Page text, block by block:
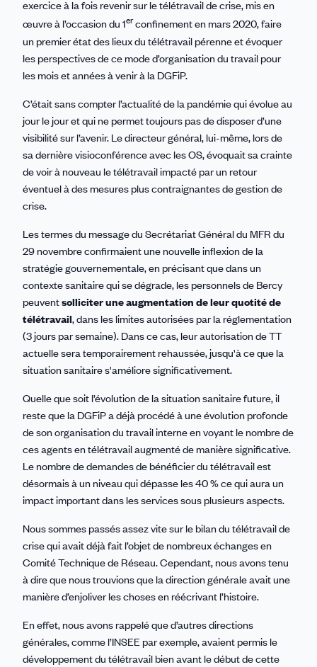
exercice à la fois revenir sur le télétravail de crise, mis en
œuvre à l’occasion du 1erconfinement en mars 2020, faire
un premier état des lieux du télétravail pérenne et évoquer
les perspectives de ce mode d’organisation du travail pour
les mois et années à venir à la DGFiP.
C’était sans compter l’actualité de la pandémie qui évolue au
jour le jour et qui ne permet toujours pas de disposer d’une
visibilité sur l’avenir. Le directeur général, lui-même, lors de
sa dernière visioconférence avec les OS, évoquait sa crainte
de voir à nouveau le télétravail impacté par un retour
éventuel à des mesures plus contraignantes de gestion de
crise.
Les termes du message du Secrétariat Général du MFR du
29 novembre confirmaient une nouvelle inflexion de la
stratégie gouvernementale, en précisant que dans un
contexte sanitaire qui se dégrade, les personnels de Bercy
peuventsolliciter une augmentation de leur quotité de
télétravail, dans les limites autorisées par la réglementation
(3 jours par semaine). Dans ce cas, leur autorisation de TT
actuelle sera temporairement rehaussée, jusqu'à ce que la
situation sanitaire s'améliore significativement.
Quelle que soit l’évolution de la situation sanitaire future, il
reste que la DGFiP a déjà procédé à une évolution profonde
de son organisation du travail interne en voyant le nombre de
ces agents en télétravail augmenté de manière significative.
Le nombre de demandes de bénéficier du télétravail est
désormais à un niveau qui dépasse les 40 % ce qui aura un
impact important dans les services sous plusieurs aspects.
Nous sommes passés assez vite sur le bilan du télétravail de
crise qui avait déjà fait l’objet de nombreux échanges en
Comité Technique de Réseau. Cependant, nous avons tenu
à dire que nous trouvions que la direction générale avait une
manière d’enjoliver les choses en réécrivant l’histoire.
En effet, nous avons rappelé que d’autres directions
générales, comme l’INSEE par exemple, avaient permis le
développement du télétravail bien avant le début de cette